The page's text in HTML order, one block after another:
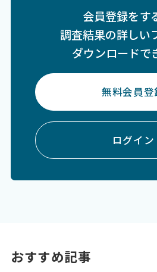
会員登録をす
調査結果の詳しい
ダウンロードで
無料会員登
ログイン
おすすめ記事